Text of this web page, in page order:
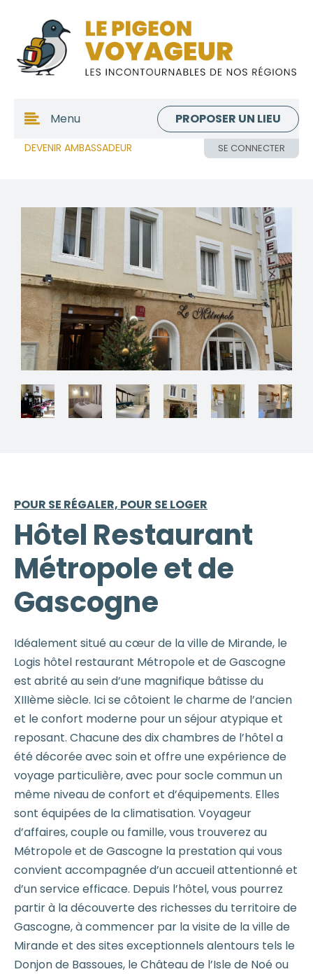
DEVENIR AMBASSADEUR SE CONNECTER
Menu PROPOSER UN LIEU
POUR SE RÉGALER, POUR SE LOGER
Hôtel Restaurant
Métropole et de
Gascogne
Idéalement situé au cœur de la ville de Mirande, le
Logis hôtel restaurant Métropole et de Gascogne
est abrité au sein d’une magnifique bâtisse du
XIIIème siècle. Ici se côtoient le charme de l’ancien
et le confort moderne pour un séjour atypique et
reposant. Chacune des dix chambres de l’hôtel a
été décorée avec soin et offre une expérience de
voyage particulière, avec pour socle commun un
même niveau de confort et d’équipements. Elles
sont équipées de la climatisation. Voyageur
d’affaires, couple ou famille, vous trouverez au
Métropole et de Gascogne la prestation qui vous
convient accompagnée d’un accueil attentionné et
d’un service efficace. Depuis l’hôtel, vous pourrez
partir à la découverte des richesses du territoire de
Gascogne, à commencer par la visite de la ville de
Mirande et des sites exceptionnels alentours tels le
Donjon de Bassoues, le Château de l’Isle de Noé ou